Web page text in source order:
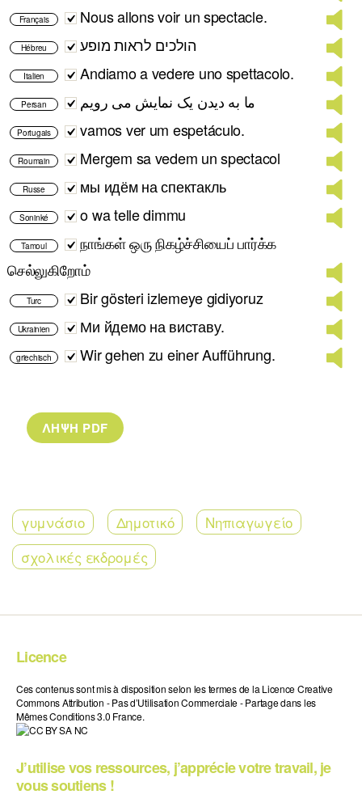
Français Nous allons voir un spectacle.
Hébreu הולכים לראות מופע
Italien Andiamo a vedere uno spettacolo.
Persan ما به دیدن یک نمایش می رویم
Portugais vamos ver um espetáculo.
Roumain Mergem sa vedem un spectacol
Russe мы идём на спектакль
Soninké o wa telle dimmu
Tamoul
நாங்கள் ஒரு நிகழ்ச்சியைப் பார்க்க
செல்லுகிறோம்
Turc Bir gösteri izlemeye gidiyoruz
Ukrainien Ми йдемо на виставу.
griechisch Wir gehen zu einer Aufführung.
γυμνάσιο Δημοτικό
Νηπιαγωγείο
σχολικές εκδρομές
Licence
Ces contenus sont mis à disposition selon les termes de la Licence Creative
Commons Attribution - Pas d’Utilisation Commerciale - Partage dans les
Mêmes Conditions 3.0 France.
J’utilise vos ressources, j’apprécie votre travail, je
vous soutiens !